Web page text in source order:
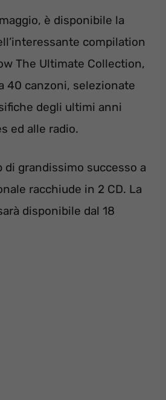
è disponibile la
compilation
The Ultimate Collection,
40 canzoni, selezionate
degli ultimi anni
ed alle radio.
di grandissimo successo a
racchiude in 2 CD. La
disponibile dal 18